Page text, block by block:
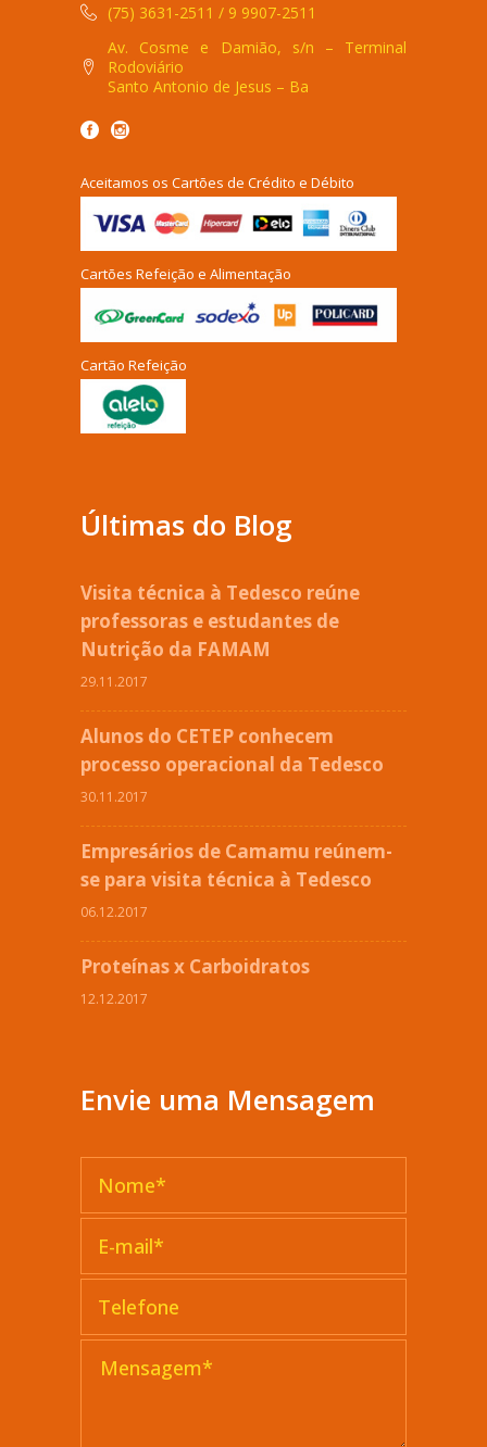
(75) 3631-2511 / 9 9907-2511
Av. Cosme e Damião, s/n – Terminal
Rodoviário
Santo Antonio de Jesus – Ba
Aceitamos os Cartões de Crédito e Débito
Cartões Refeição e Alimentação
Cartão Refeição
Últimas do Blog
Visita técnica à Tedesco reúne
professoras e estudantes de
Nutrição da FAMAM
29.11.2017
Alunos do CETEP conhecem
processo operacional da Tedesco
30.11.2017
Empresários de Camamu reúnem-
se para visita técnica à Tedesco
06.12.2017
Proteínas x Carboidratos
12.12.2017
Envie uma Mensagem